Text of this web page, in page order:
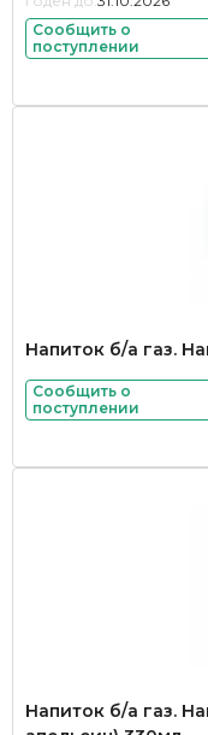
Сообщить о
поступлении
Напиток б/а газ.
Сообщить о
поступлении
Напиток б/а газ.